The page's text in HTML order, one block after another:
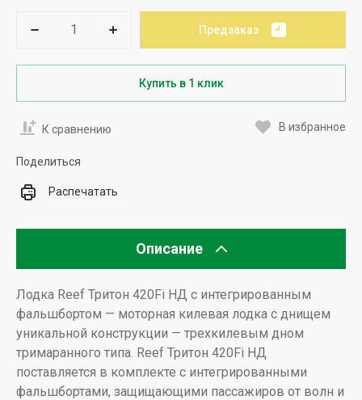
Предзаказ
Купить в 1 клик
К сравнению В избранное
Поделиться
Распечатать
Описание
Лодка Reef Тритон 420Fi НД с интегрированным
фальшбортом — моторная килевая лодка с днищем
уникальной конструкции — трехкилевым дном
тримаранного типа. Reef Тритон 420Fi НД
поставляется в комплекте с интегрированными
фальшбортами, защищающими пассажиров от волн и